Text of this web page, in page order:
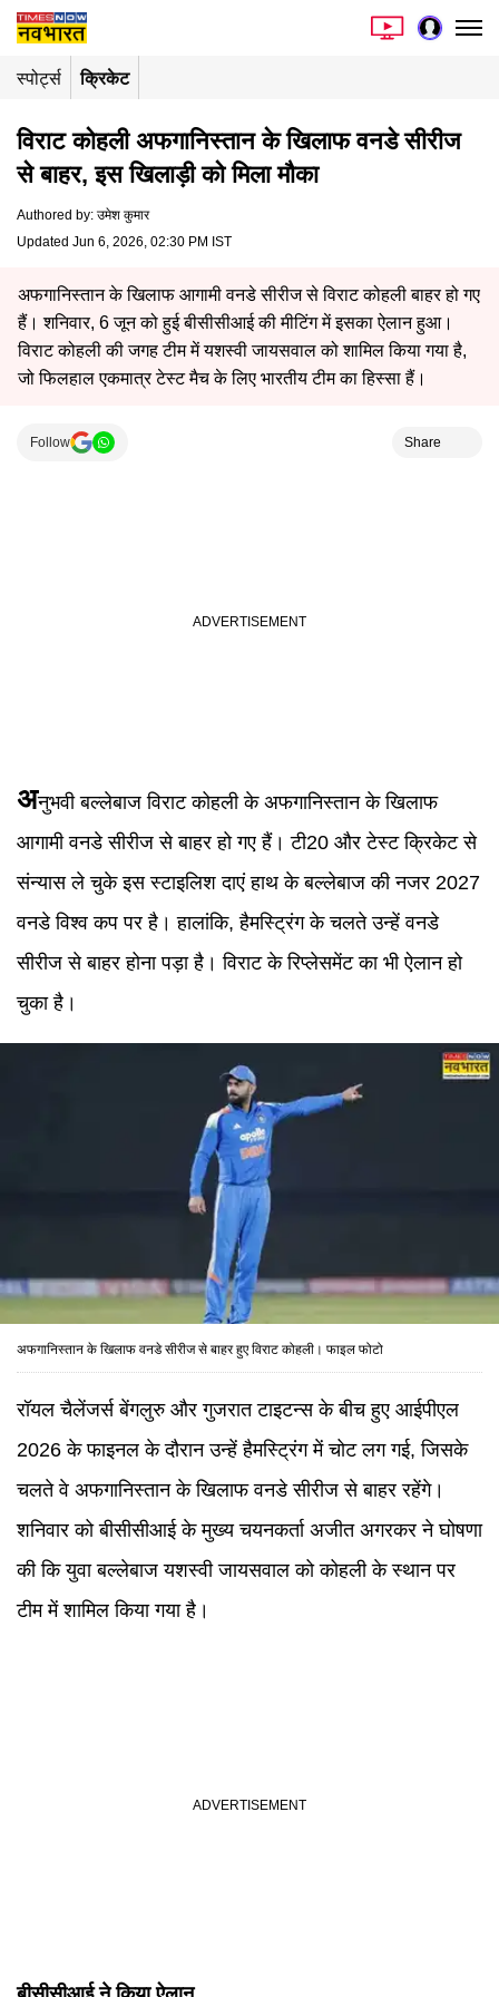
स्पोर्ट्स क्रिकेट
विराट कोहली अफगानिस्तान के खिलाफ वनडे सीरीज
से बाहर, इस खिलाड़ी को मिला मौका
Authored by: उमेश कुमार
Updated Jun 6, 2026, 02:30 PM IST
अफगानिस्तान के खिलाफ आगामी वनडे सीरीज से विराट कोहली बाहर हो गए
हैं। शनिवार, 6 जून को हुई बीसीसीआई की मीटिंग में इसका ऐलान हुआ।
विराट कोहली की जगह टीम में यशस्वी जायसवाल को शामिल किया गया है,
जो फिलहाल एकमात्र टेस्ट मैच के लिए भारतीय टीम का हिस्सा हैं।
Follow Share
अनुभवी बल्लेबाज विराट कोहली के अफगानिस्तान के खिलाफ
आगामी वनडे सीरीज से बाहर हो गए हैं। टी20 और टेस्ट क्रिकेट से
संन्यास ले चुके इस स्टाइलिश दाएं हाथ के बल्लेबाज की नजर 2027
वनडे विश्व कप पर है। हालांकि, हैमस्ट्रिंग के चलते उन्हें वनडे
सीरीज से बाहर होना पड़ा है। विराट के रिप्लेसमेंट का भी ऐलान हो
चुका है।
अफगानिस्तान के खिलाफ वनडे सीरीज से बाहर हुए विराट कोहली। फाइल फोटो
रॉयल चैलेंजर्स बेंगलुरु और गुजरात टाइटन्स के बीच हुए आईपीएल
2026 के फाइनल के दौरान उन्हें हैमस्ट्रिंग में चोट लग गई, जिसके
चलते वे अफगानिस्तान के खिलाफ वनडे सीरीज से बाहर रहेंगे।
शनिवार को बीसीसीआई के मुख्य चयनकर्ता अजीत अगरकर ने घोषणा
की कि युवा बल्लेबाज यशस्वी जायसवाल को कोहली के स्थान पर
टीम में शामिल किया गया है।